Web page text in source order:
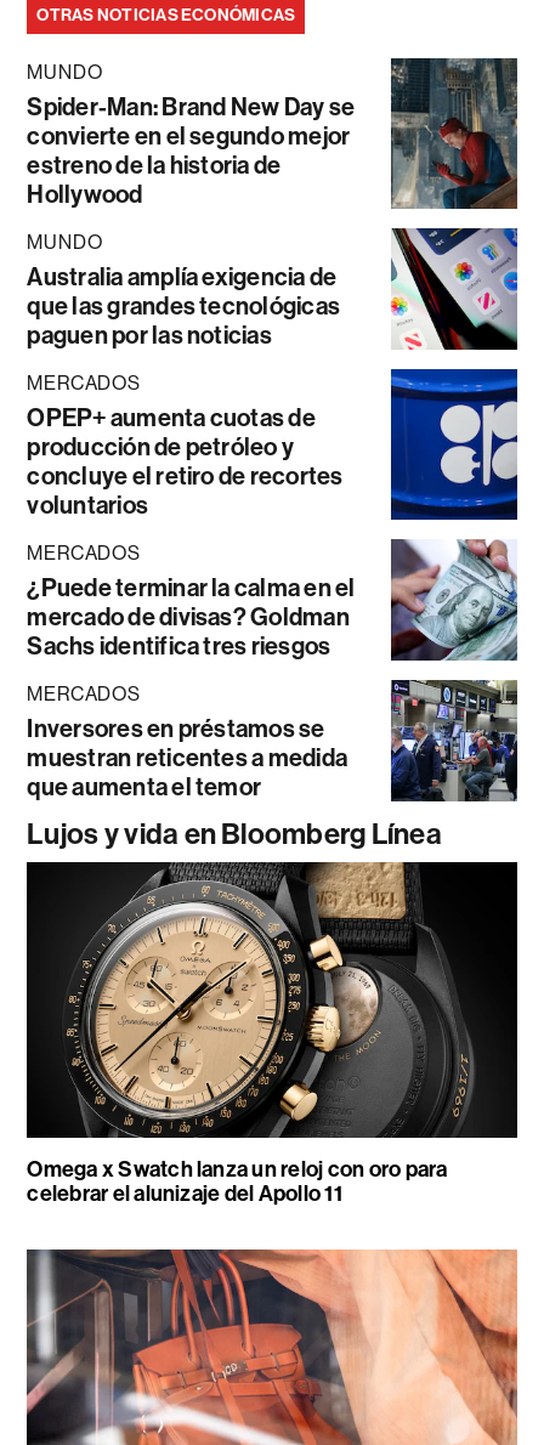
OTRAS NOTICIAS ECONÓMICAS
MUNDO
Spider-Man: Brand New Day se
convierte en el segundo mejor
estreno de la historia de
Hollywood
MUNDO
Australia amplía exigencia de
que las grandes tecnológicas
paguen por las noticias
MERCADOS
OPEP+ aumenta cuotas de
producción de petróleo y
concluye el retiro de recortes
voluntarios
MERCADOS
¿Puede terminar la calma en el
mercado de divisas? Goldman
Sachs identifica tres riesgos
MERCADOS
Inversores en préstamos se
muestran reticentes a medida
que aumenta el temor
Lujos y vida en Bloomberg Línea
Omega x Swatch lanza un reloj con oro para
celebrar el alunizaje del Apollo 11